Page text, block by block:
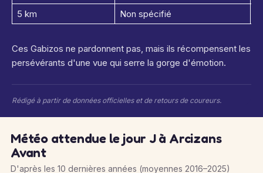
5 km
Non spécifié
Ces Gabizos ne pardonnent pas, mais ils récompensent les
persévérants d'une vue qui serre la gorge d'émotion.
Rédigé à partir de données officielles et de retours de coureurs.
Météo attendue le jour J à Arcizans
Avant
D'après les 10 dernières années (moyennes 2016–2025)